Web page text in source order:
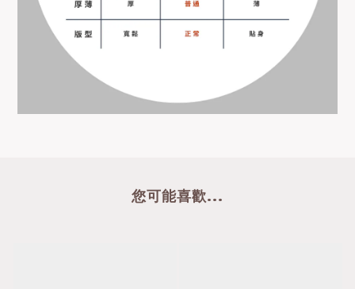
您可能喜歡...